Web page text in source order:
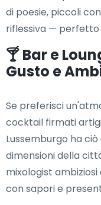
di poesie, piccoli
riflessiva — perfetto
🍸 Bar e
Gusto e
Se preferisci
cocktail firmati
Lussemburgo ha
dimensioni della
mixologist
con sapori e